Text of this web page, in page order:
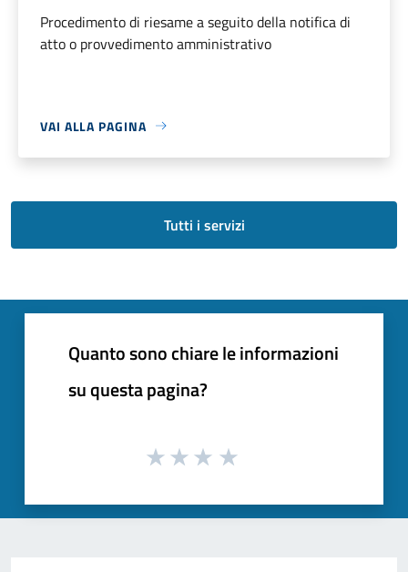
Procedimento di riesame a seguito della notifica di
atto o provvedimento amministrativo
VAI ALLA PAGINA
Tutti i servizi
Quanto sono chiare le informazioni
su questa pagina?